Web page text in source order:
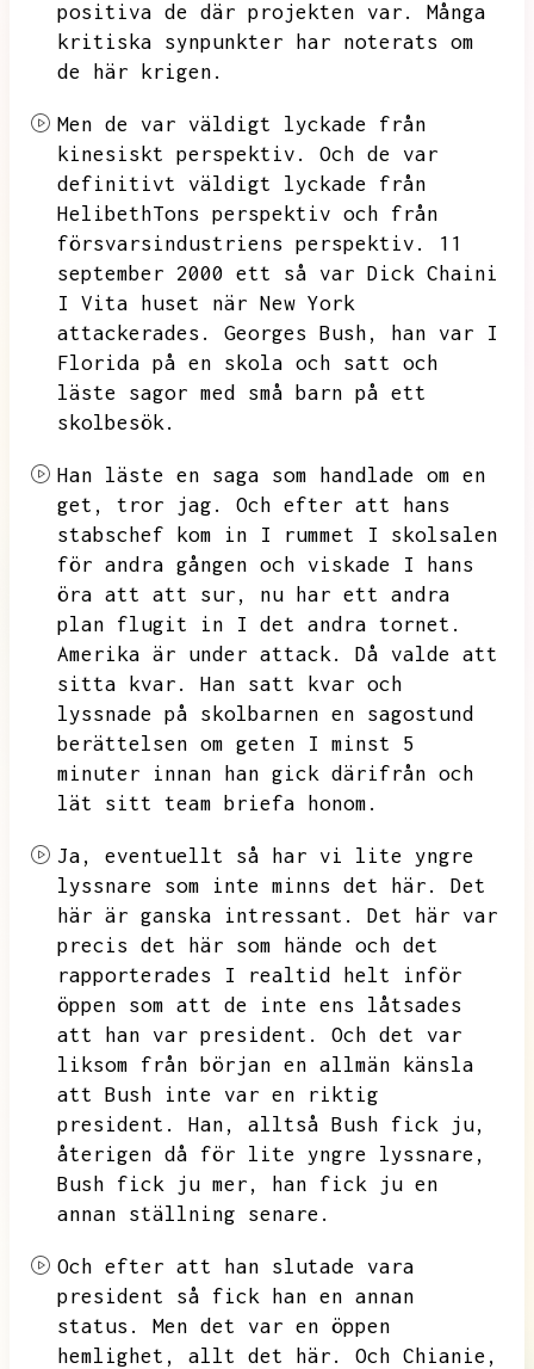
positiva de där projekten var.
Många
kritiska synpunkter har noterats om
de här krigen.
Men de var väldigt lyckade från
kinesiskt perspektiv.
Och de var
definitivt väldigt lyckade från
HelibethTons perspektiv och från
försvarsindustriens perspektiv.
11
september 2000 ett
så var Dick Chaini
I Vita huset
när New York
attackerades.
Georges Bush, han var I
Florida på en skola och satt och
läste sagor med små barn på ett
skolbesök.
Han läste en saga som handlade om en
get, tror jag.
Och efter att hans
stabschef
kom in I rummet I skolsalen
för andra gången och viskade I hans
öra att att sur, nu har ett andra
plan flugit in I det andra tornet.
Amerika är under attack.
Då valde att
sitta kvar.
Han satt kvar och
lyssnade på skolbarnen en sagostund
berättelsen om geten I minst 5
minuter innan
han gick därifrån och
lät sitt team briefa honom.
Ja,
eventuellt så har vi lite yngre
lyssnare som inte minns det här. Det
här är ganska intressant. Det här var
precis det här som hände och det
rapporterades I realtid helt inför
öppen som att de inte ens låtsades
att han var president.
Och det var
liksom från början en allmän känsla
att Bush inte var en riktig
president.
Han, alltså Bush fick ju,
återigen då för lite yngre lyssnare,
Bush fick ju mer, han fick ju en
annan ställning senare.
Och efter att han slutade vara
president så fick han en annan
status. Men det
var en öppen
hemlighet,
allt det här. Och Chianie,